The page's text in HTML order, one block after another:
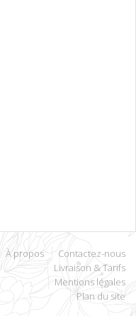
À propos
Contactez-nous
Livraison & Tarifs
Mentions légales
Plan du site